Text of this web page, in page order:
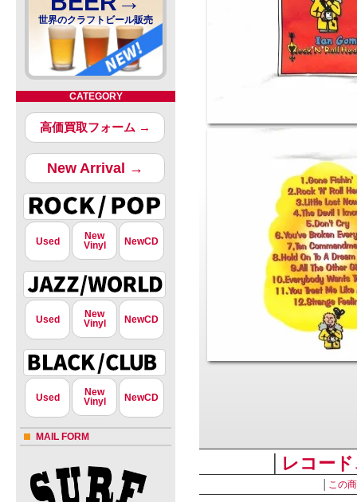
世界のクラフトビール販売
CATEGORY
高価買取フォーム →
New Arrival →
Used
New
Vinyl
NewCD
Used
New
Vinyl
NewCD
Used
New
Vinyl
NewCD
MAIL FORM
レコー
この